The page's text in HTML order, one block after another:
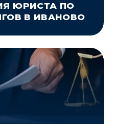
ЮРИСТА ПО
В ИВАНОВО